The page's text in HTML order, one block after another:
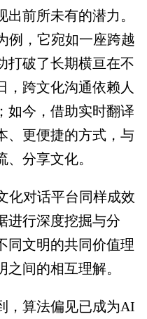
前所未有的潜力。
例，它宛如一座跨越
打破了长期横亘在不
，跨文化沟通依赖人
如今，借助实时翻译
、更便捷的方式，与
分享文化。
对话平台同样成效
进行深度挖掘与分
同文明的共同价值理
间的相互理解。
算法偏见已成为AI